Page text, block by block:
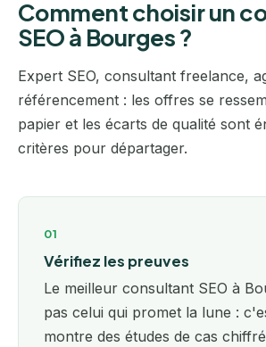
Comment choisir un
SEO à Bourges ?
Expert SEO, consultant freelance,
référencement : les offres se
papier et les écarts de qualité sont
critères pour départager.
01
Vérifiez les preuves
Le meilleur consultant SEO à
pas celui qui promet la lune :
montre des études de cas